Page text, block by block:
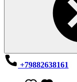
+79882638161